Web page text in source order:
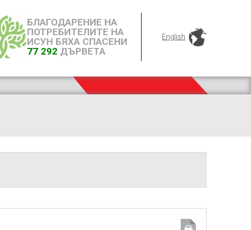
БЛАГОДАРЕНИЕ НА
ПОТРЕБИТЕЛИТЕ НА
ИСУН БЯХА СПАСЕНИ
77 292 ДЪРВЕТА
English